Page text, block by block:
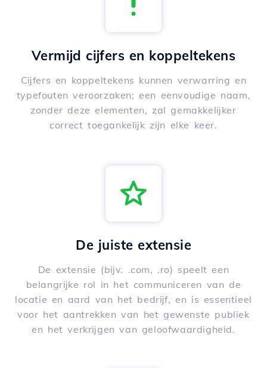
Vermijd cijfers en koppeltekens
Cijfers en koppeltekens kunnen verwarring en
typefouten veroorzaken; een eenvoudige naam,
zonder deze elementen, zal gemakkelijker
correct toegankelijk zijn elke keer.
De juiste extensie
De extensie (bijv. .com, .ro) speelt een
belangrijke rol in het communiceren van de
locatie en aard van het bedrijf, en is essentieel
voor het aantrekken van het gewenste publiek
en het verkrijgen van geloofwaardigheid.